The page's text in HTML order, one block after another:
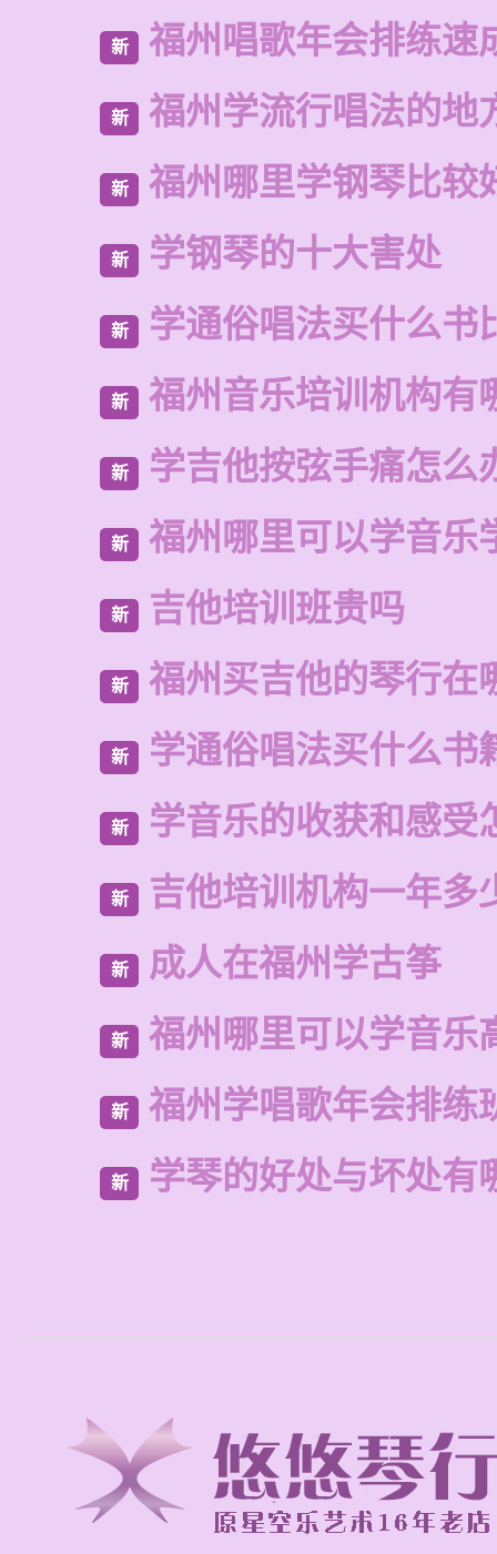
新 福州唱歌年会排练速
新 福州学流行唱法的地
新 福州哪里学钢琴比较
新 学钢琴的十大害处
新 学通俗唱法买什么书
新 福州音乐培训机构有
新 学吉他按弦手痛怎么
新 福州哪里可以学音乐
新 吉他培训班贵吗
新 福州买吉他的琴行在
新 学通俗唱法买什么书
新 学音乐的收获和感受
新 吉他培训机构一年多
新 成人在福州学古筝
新 福州哪里可以学音乐
新 福州学唱歌年会排练
新 学琴的好处与坏处有